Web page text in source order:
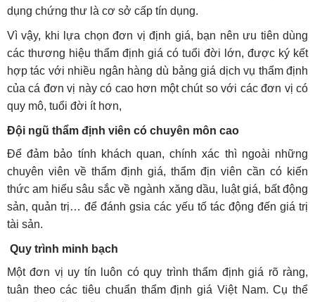
dụng chứng thư là cơ sở cấp tín dụng.
Vì vậy, khi lựa chọn đơn vị định giá, bạn nên ưu tiên dùng
các thương hiệu thẩm định giá có tuổi đời lớn, được ký kết
hợp tác với nhiều ngân hàng dù bảng giá dịch vụ thẩm định
của cá đơn vị này có cao hơn một chút so với các đơn vị có
quy mô, tuổi đời ít hơn,
Đội ngũ thẩm định viên có chuyên môn cao
Để đảm bảo tính khách quan, chính xác thì ngoài những
chuyên viên về thẩm định giá, thẩm địn viên cần có kiến
thức am hiểu sâu sắc về ngành xăng dầu, luật giá, bất động
sản, quản trị… để đánh gsia các yếu tố tác động đến giá trị
tài sản.
Quy trình minh bạch
Một đơn vị uy tín luôn có quy trình thẩm định giá rõ ràng,
tuân theo các tiêu chuẩn thẩm định giá Việt Nam. Cụ thể